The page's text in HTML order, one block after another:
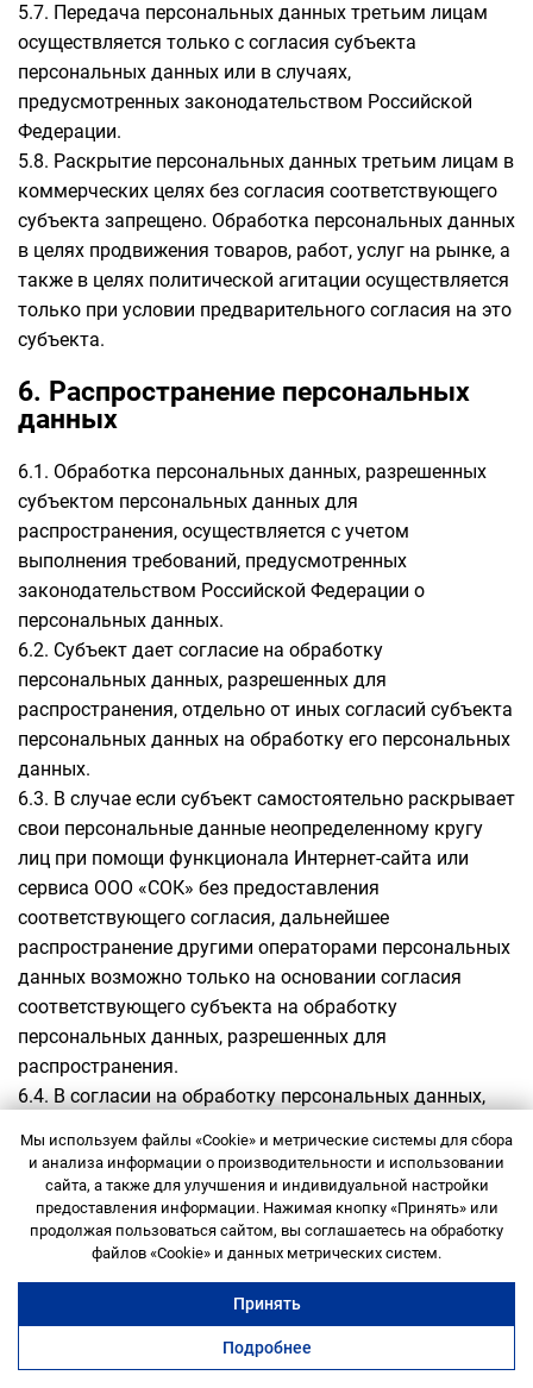
5.7. Передача персональных данных третьим лицам
осуществляется только с согласия субъекта
персональных данных или в случаях,
предусмотренных законодательством Российской
Федерации.
5.8. Раскрытие персональных данных третьим лицам в
коммерческих целях без согласия соответствующего
субъекта запрещено. Обработка персональных данных
в целях продвижения товаров, работ, услуг на рынке, а
также в целях политической агитации осуществляется
только при условии предварительного согласия на это
субъекта.
6. Распространение персональных
данных
6.1. Обработка персональных данных, разрешенных
субъектом персональных данных для
распространения, осуществляется с учетом
выполнения требований, предусмотренных
законодательством Российской Федерации о
персональных данных.
6.2. Субъект дает согласие на обработку
персональных данных, разрешенных для
распространения, отдельно от иных согласий субъекта
персональных данных на обработку его персональных
данных.
6.3. В случае если субъект самостоятельно раскрывает
свои персональные данные неопределенному кругу
лиц при помощи функционала Интернет-сайта или
сервиса ООО «СОК» без предоставления
соответствующего согласия, дальнейшее
распространение другими операторами персональных
данных возможно только на основании согласия
соответствующего субъекта на обработку
персональных данных, разрешенных для
распространения.
6.4. В согласии на обработку персональных данных,
распространения, субъект персональных данных
вправе установить запреты на передачу (кроме
предоставления доступа) этих персональных данных
оператором неограниченному кругу лиц, а также
получения доступа) этих персональных данных
неограниченным кругом лиц.
офисы коворкинг переговорные ещё
Мы используем файлы «Cookie» и метрические системы для сбора
и анализа информации о производительности и использовании
сайта, а также для улучшения и индивидуальной настройки
предоставления информации. Нажимая кнопку «Принять» или
продолжая пользоваться сайтом, вы соглашаетесь на обработку
файлов «Cookie» и данных метрических систем.
Принять
Подробнее
Служба поддержки